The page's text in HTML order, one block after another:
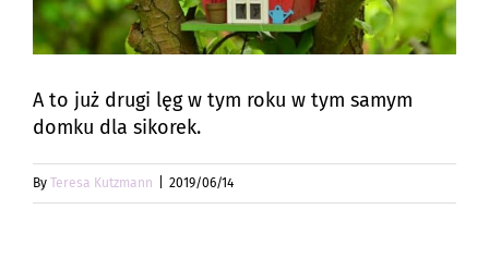
A to już drugi lęg w tym roku w tym samym
domku dla sikorek.
By Teresa Kutzmann 2019/06/14